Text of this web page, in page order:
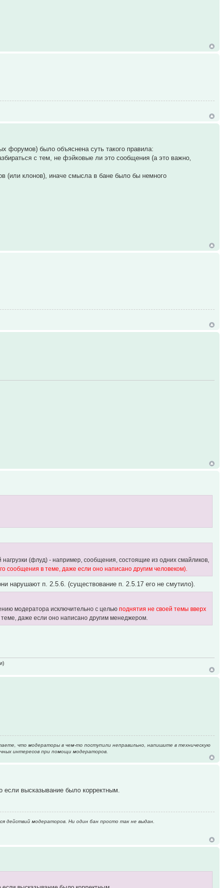
форумов) было объяснена суть такого правила:
с тем, не фэйковые ли это сообщения (а это важно,
(или клонов), иначе смысла в бане было бы немного
(флуд) - например, сообщения, состоящие из одних смайликов,
сообщения в теме, даже если оно написано другим человеком).
нарушают п. 2.5.6. (существование п. 2.5.17 его не смутило).
модератора исключительно с цельюподнятия не своей темы вверх
даже если оно написано другим менеджером.
что модераторы в чем-то поступили неправильно, напишите в техническую
интересов при помощи модераторов.
высказывание было корректным.
действий модераторов. Ни один бан просто так не выдан.